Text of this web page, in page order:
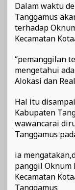
Dalam waktu
Tanggamus
terhadap
Kecamatan
“pemanggilan
mengetahui
Alokasi dan
Hal itu
Kabupaten
wawancarai
Tanggamus
ia
panggil Oknum
Kecamatan
Tanggamus